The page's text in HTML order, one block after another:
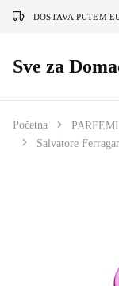
DOSTAVA PUTEM
Sve za
Početna PARFEMI
Salvatore